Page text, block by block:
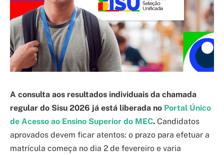
A consulta aos resultados individuais da chamada
regular do Sisu 2026 já está liberada no Portal Único
de Acesso ao Ensino Superior do MEC. Candidatos
aprovados devem ficar atentos: o prazo para efetuar a
matrícula começa no dia 2 de fevereiro e varia